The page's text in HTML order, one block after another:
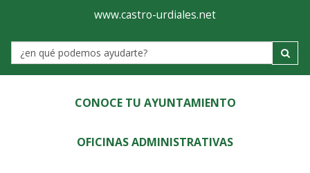
Ayuntamiento
de
Castro-
Urdiales
www.castro-urdiales.net
Label
CONOCE TU AYUNTAMIENTO
OFICINAS ADMINISTRATIVAS